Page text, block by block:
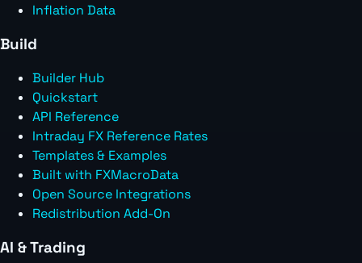
Inflation Data
Build
Builder Hub
Quickstart
API Reference
Intraday FX Reference Rates
Templates & Examples
Built with FXMacroData
Open Source Integrations
Redistribution Add-On
AI & Trading